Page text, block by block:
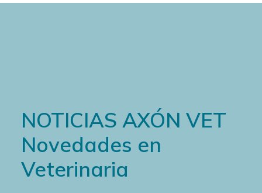
NOTICIAS AXÓN VET
Novedades en
Veterinaria